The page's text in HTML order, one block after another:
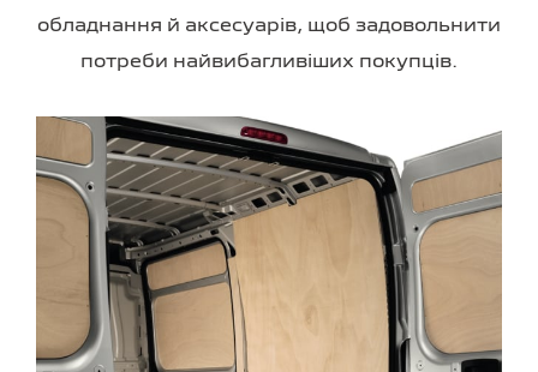
обладнання й аксесуарів, щоб задовольнити
потреби найвибагливіших покупців.